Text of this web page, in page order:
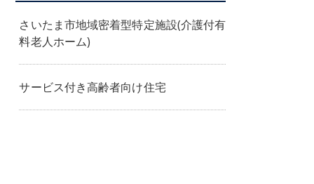
さいたま市地域密着型特定施設(介護付有
料老人ホーム)
サービス付き高齢者向け住宅